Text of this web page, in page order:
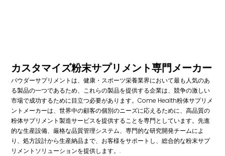
カスタマイズ粉末サプリメント専門メーカー
パウダーサプリメントは、健康・スポーツ栄養業界において最も人気のあ
る製品の一つであるため、これらの製品を提供する企業は、競争の激しい
市場で成功するために目立つ必要があります。Come Health粉体サプリメ
ントメーカーは、世界中の顧客の個別のニーズに応えるために、高品質の
粉体サプリメント製造サービスを提供することを専門としています。先進
的な生産設備、厳格な品質管理システム、専門的な研究開発チームによ
り、処方設計から生産納品まで、お客様をサポートし、総合的な粉末サプ
リメントソリューションを提供します。.